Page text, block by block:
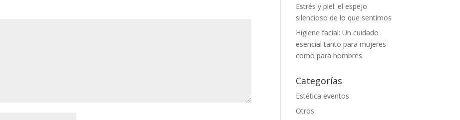
Estrés y piel: el espejo
silencioso de lo que sentimos
Higiene facial: Un cuidado
esencial tanto para mujeres
como para hombres
Categorías
Estética eventos
Otros